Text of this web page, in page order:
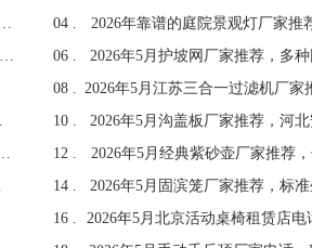
厂家推荐，一机替代多台设备大幅缩短整体生产周期 04 .
2026年靠谱的庭院景观灯厂家推
2026年5月无锡自清洗过滤器厂家推荐，大流量处理能力满足大型水循环工程 06 .
08 .
设施工 10 .
推荐，正反转搅拌适配松散物料全自动出料 12 .
2026年5月经典紫砂壶厂家推荐
比高 14 .
16 .